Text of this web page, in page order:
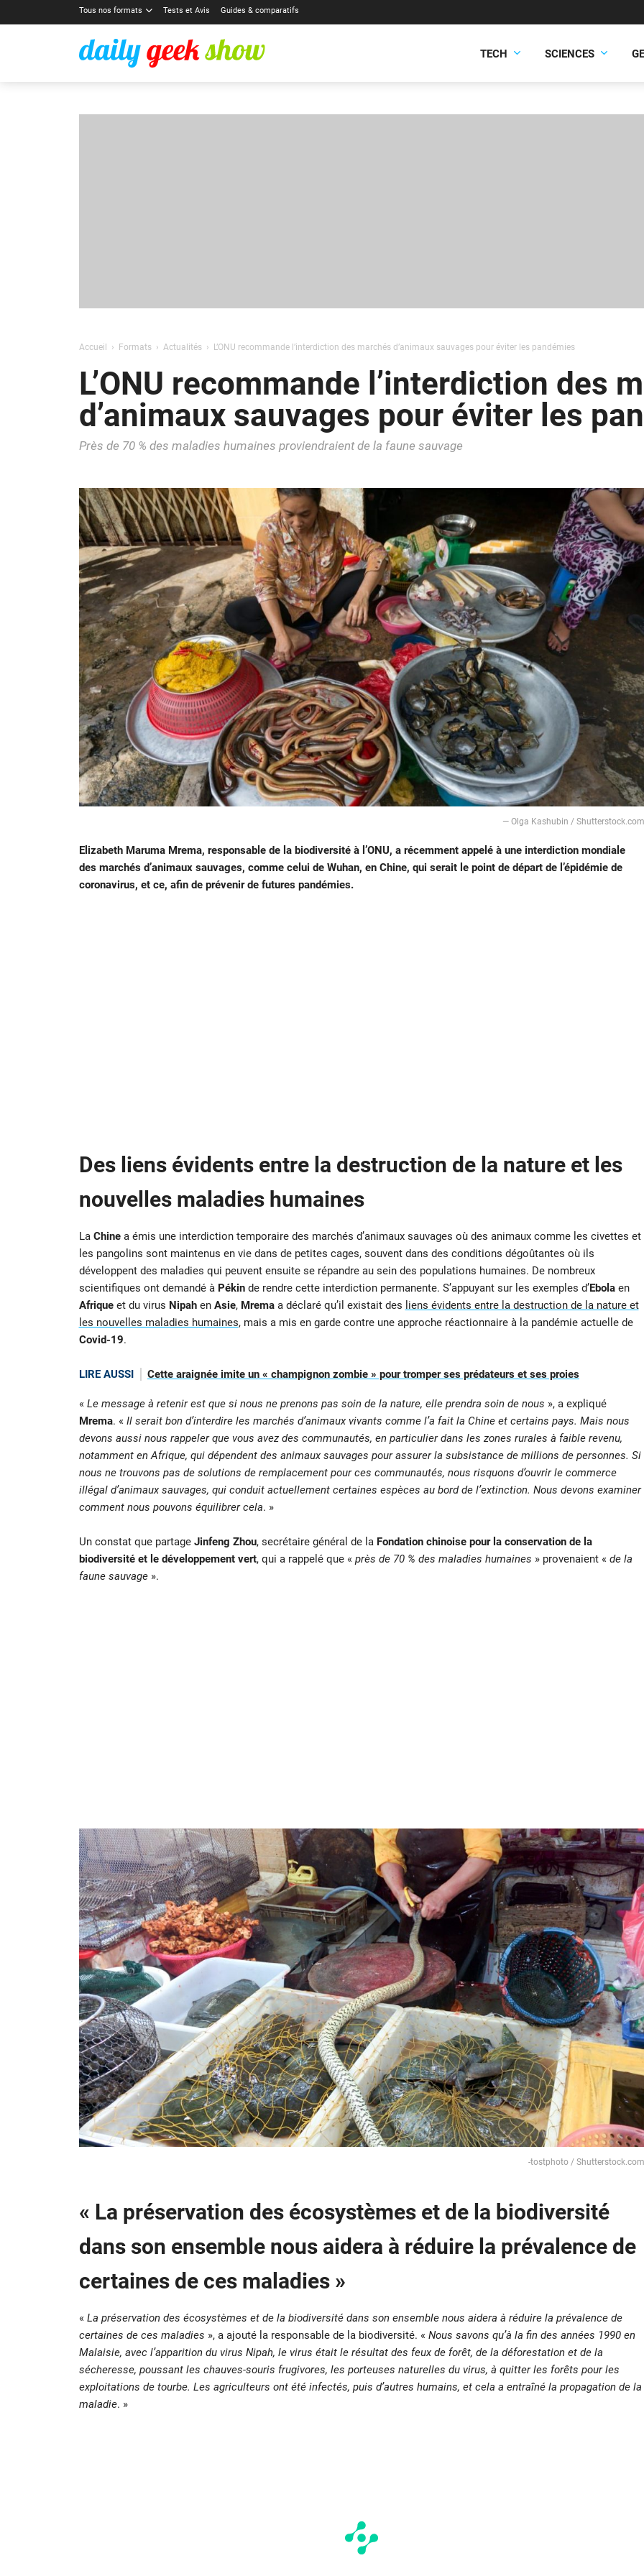
Tous nos formats Tests et Avis Guides & comparatifs
TECH SCIENCES
Accueil Formats Actualités L’ONU recommande l’interdiction des marchés d’animaux sauvages pour éviter les pandémies
L’ONU recommande l’interdiction des
d’animaux sauvages pour éviter les
Près de 70 % des maladies humaines proviendraient de la faune sauvage
— Olga Kashubin / Shutterstock.com
Elizabeth Maruma Mrema, responsable de la biodiversité à l’ONU, a récemment appelé à une interdiction mondiale
des marchés d’animaux sauvages, comme celui de Wuhan, en Chine, qui serait le point de départ de l’épidémie de
coronavirus, et ce, afin de prévenir de futures pandémies.
Des liens évidents entre la destruction de la nature et les
nouvelles maladies humaines
La Chine a émis une interdiction temporaire des marchés d’animaux sauvages où des animaux comme les civettes et
les pangolins sont maintenus en vie dans de petites cages, souvent dans des conditions dégoûtantes où ils
développent des maladies qui peuvent ensuite se répandre au sein des populations humaines. De nombreux
scientifiques ont demandé à Pékin de rendre cette interdiction permanente. S’appuyant sur les exemples d’Ebola en
Afriqueet du virus Nipah en Asie, Mrema a déclaré qu’il existait des liens évidents entre la destruction de la nature et
les nouvelles maladies humaines, mais a mis en garde contre une approche réactionnaire à la pandémie actuelle de
Covid-19.
LIRE AUSSI Cette araignée imite un « champignon zombie » pour tromper ses prédateurs et ses proies
« Le message à retenir est que si nous ne prenons pas soin de la nature, elle prendra soin de nous », a expliqué
Mrema. « Il serait bon d’interdire les marchés d’animaux vivants comme l’a fait la Chine et certains pays. Mais nous
devons aussi nous rappeler que vous avez des communautés, en particulier dans les zones rurales à faible revenu,
notamment en Afrique, qui dépendent des animaux sauvages pour assurer la subsistance de millions de personnes. Si
nous ne trouvons pas de solutions de remplacement pour ces communautés, nous risquons d’ouvrir le commerce
illégal d’animaux sauvages, qui conduit actuellement certaines espèces au bord de l’extinction. Nous devons examiner
comment nous pouvons équilibrer cela. »
Un constat que partage Jinfeng Zhou, secrétaire général de la Fondation chinoise pour la conservation de la
biodiversité et le développement vert, qui a rappelé que « près de 70 % des maladies humaines » provenaient « de la
faune sauvage».
-tostphoto / Shutterstock.com
« La préservation des écosystèmes et de la biodiversité
dans son ensemble nous aidera à réduire la prévalence de
certaines de ces maladies »
« La préservation des écosystèmes et de la biodiversité dans son ensemble nous aidera à réduire la prévalence de
certaines de ces maladies », a ajouté la responsable de la biodiversité. « Nous savons qu’à la fin des années 1990 en
Malaisie, avec l’apparition du virus Nipah, le virus était le résultat des feux de forêt, de la déforestation et de la
sécheresse, poussant les chauves-souris frugivores, les porteuses naturelles du virus, à quitter les forêts pour les
exploitations de tourbe. Les agriculteurs ont été infectés, puis d’autres humains, et cela a entraîné la propagation de la
maladie. »